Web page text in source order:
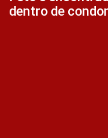
dentro de